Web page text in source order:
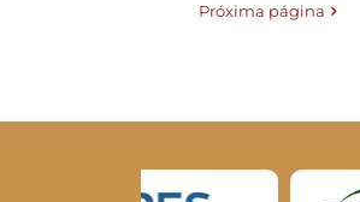
Próxima página